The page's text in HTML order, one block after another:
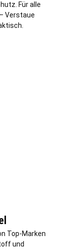
Für alle
Verstaue
Top-Marken
und